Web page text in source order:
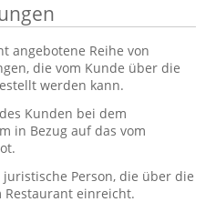
angebotene Reihe von
die vom Kunde über die
werden kann.
Kunden bei dem
in Bezug auf das vom
Person, die über die
einreicht.